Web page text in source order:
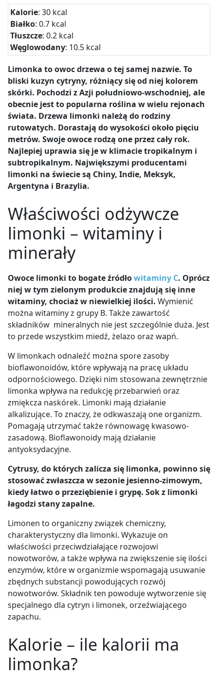
Kalorie: 30 kcal
Białko: 0.7 kcal
Tłuszcze: 0.2 kcal
Węglowodany: 10.5 kcal
Limonka to owoc drzewa o tej samej nazwie. To
bliski kuzyn cytryny, różniący się od niej kolorem
skórki. Pochodzi z Azji południowo-wschodniej, ale
obecnie jest to popularna roślina w wielu rejonach
świata. Drzewa limonki należą do rodziny
rutowatych. Dorastają do wysokości około pięciu
metrów. Swoje owoce rodzą one przez cały rok.
Najlepiej uprawia się je w klimacie tropikalnym i
subtropikalnym. Największymi producentami
limonki na świecie są Chiny, Indie, Meksyk,
Argentyna i Brazylia.
Właściwości odżywcze
limonki – witaminy i
minerały
Owoce limonki to bogate źródłowitaminy C. Oprócz
niej w tym zielonym produkcie znajdują się inne
witaminy, chociaż w niewielkiej ilości. Wymienić
można witaminy z grupy B. Także zawartość
składników mineralnych nie jest szczególnie duża. Jest
to przede wszystkim miedź, żelazo oraz wapń.
W limonkach odnaleźć można spore zasoby
bioflawonoidów, które wpływają na pracę układu
odpornościowego. Dzięki nim stosowana zewnętrznie
limonka wpływa na redukcję przebarwień oraz
zmiękcza naskórek. Limonki mają działanie
alkalizujące. To znaczy, że odkwaszają one organizm.
Pomagają utrzymać także równowagę kwasowo-
zasadową. Bioflawonoidy mają działanie
antyoksydacyjne.
Cytrusy, do których zalicza się limonka, powinno się
stosować zwłaszcza w sezonie jesienno-zimowym,
kiedy łatwo o przeziębienie i grypę. Sok z limonki
łagodzi stany zapalne.
Limonen to organiczny związek chemiczny,
charakterystyczny dla limonki. Wykazuje on
właściwości przeciwdziałające rozwojowi
nowotworów, a także wpływa na zwiększenie się ilości
enzymów, które w organizmie wspomagają usuwanie
zbędnych substancji powodujących rozwój
nowotworów. Składnik ten powoduje wytworzenie się
specjalnego dla cytryn i limonek, orzeźwiającego
zapachu.
Kalorie – ile kalorii ma
limonka?